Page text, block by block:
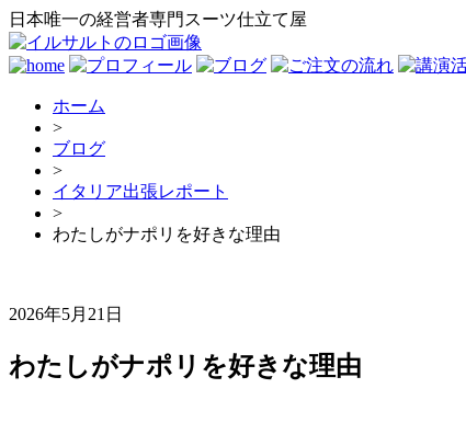
日本唯一の経営者専門スーツ仕立て屋
ホーム
>
ブログ
>
イタリア出張レポート
>
わたしがナポリを好きな理由
2026年5月21日
わたしがナポリを好きな理由